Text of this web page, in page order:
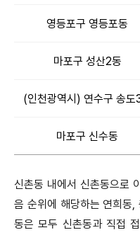
영등포구 영등포동
마포구 성산2동
(인천광역시) 연수구 송도
마포구 신수동
신촌동 내에서 신촌동으로
음 순위에 해당하는 연희동
동은 모두 신촌동과 직접